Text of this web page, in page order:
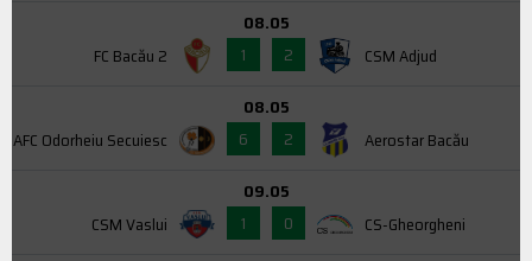
FC Bacău 2
08.05
1
2 CSM Adjud
AFC Odorheiu Secuiesc
08.05
6
2 Aerostar Bacău
CSM Vaslui
09.05
1
0 CS-Gheorgheni